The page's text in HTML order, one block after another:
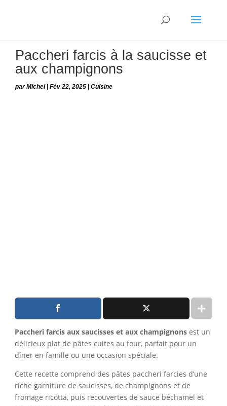
Paccheri farcis à la saucisse et
aux champignons
parMichel| Fév 22, 2025 Cuisine
Paccheri farcis aux saucisses et aux champignonsest un
délicieux plat de pâtes cuites au four, parfait pour un
dîner en famille ou une occasion spéciale.
Cette recette comprend des pâtes paccheri farcies d’une
riche garniture de saucisses, de champignons et de
fromage ricotta, puis recouvertes de sauce béchamel et